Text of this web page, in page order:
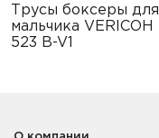
Трусы боксеры для
мальчика VERICOH
523 B-V1